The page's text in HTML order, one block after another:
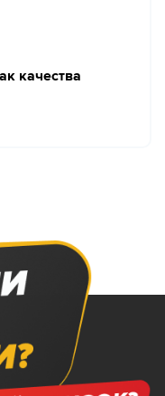
качества